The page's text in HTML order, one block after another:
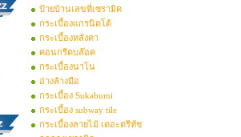
ป้ายบ้านเลขที่เซรามิค
กระเบื้องแกรนิตโต้
กระเบื้องหลังคา
คอนกรีตบล๊อค
กระเบื้องนาโน
อ่างล้างมือ
กระเบื้อง Sukabumi
กระเบื้อง subway tile
กระเบื้องลายไม้ เดอะตรีทัช